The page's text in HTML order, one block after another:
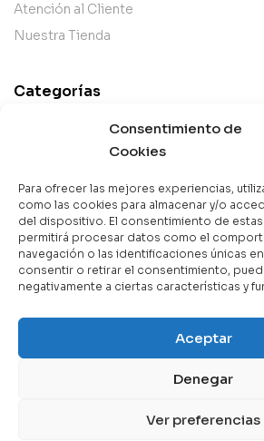
Consentimiento de
Cookies
Para ofrecer las mejores experiencias,
como las cookies para almacenar y/o
del dispositivo. El consentimiento de
permitirá procesar datos como el
navegación o las identificaciones únicas
consentir o retirar el consentimiento,
negativamente a ciertas características y
Aceptar
Denegar
Ver preferencias
Atención al Cliente
Nuestra Tienda
Categorías
Mejor Valorados
Libros en Oferta
Novedades
Copyright © 2025 Books & Co. Todos